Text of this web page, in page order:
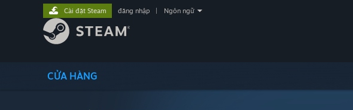
CỬA HÀNG
Cài đặt Steam đăng nhập Ngôn ngữ